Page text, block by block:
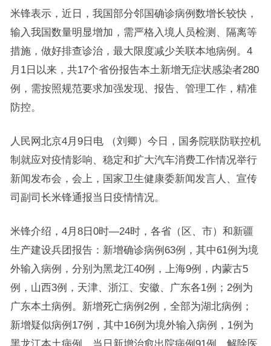
米锋表示，近日，我国部分邻国确诊病例数增长较快，
输入我国数量明显增加，需严格入境人员检测、隔离等
措施，做好排查诊治，最大限度减少关联本地病例。4
月1日以来，共17个省份报告本土新增无症状感染者280
例，需按照规范要求加强发现、报告、管理工作，精准
防控。
人民网北京4月9日电 （刘卿）今日，国务院联防联控机
制就应对疫情影响、稳定和扩大汽车消费工作情况举行
新闻发布会，会上，国家卫生健康委新闻发言人、宣传
司副司长米锋通报当日疫情情况。
米锋介绍，4月8日0时—24时，各省（区、市）和新疆
生产建设兵团报告：新增确诊病例63例，其中61例为境
外输入病例，分别为黑龙江40例，上海9例，内蒙古5
例，山西3例，天津、浙江、安徽、广东各1例；2例为
广东本土病例。新增死亡病例2例，全部为湖北病例；
新增疑似病例17例，其中16例为境外输入病例，1例为
黑龙江本土病例。当日新增治愈出院病例91例，解除医